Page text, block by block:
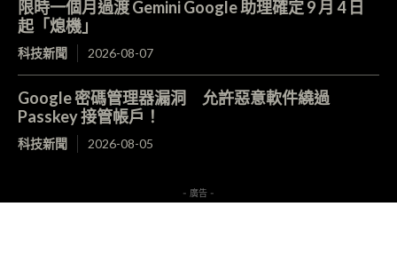
限時一個月過渡 Gemini Google 助理確定 9 月 4 日
起「熄機」
科技新聞 2026-08-07
Google 密碼管理器漏洞 允許惡意軟件繞過
Passkey 接管帳戶！
科技新聞 2026-08-05
- 廣告 -